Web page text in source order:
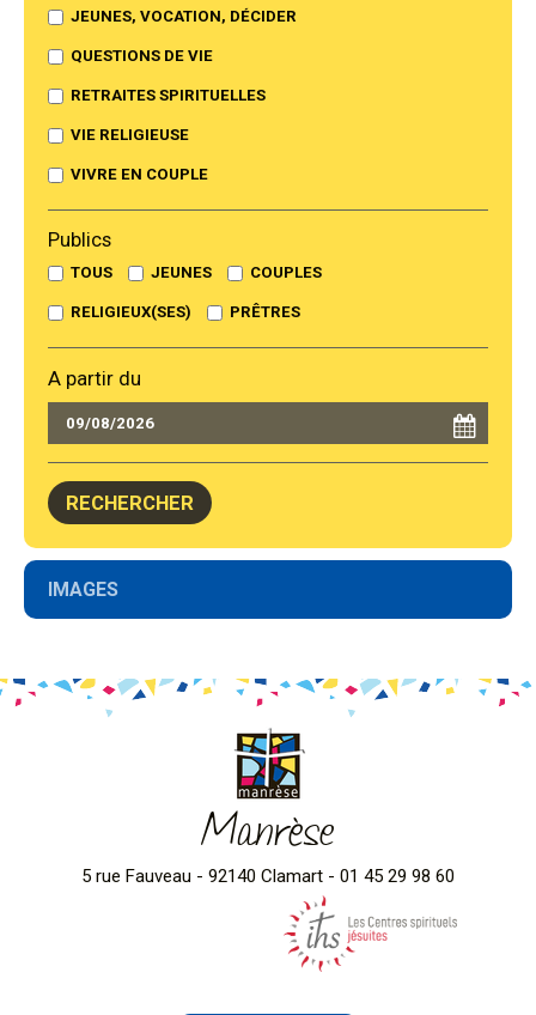
JEUNES, VOCATION, DÉCIDER
QUESTIONS DE VIE
RETRAITES SPIRITUELLES
VIE RELIGIEUSE
VIVRE EN COUPLE
Publics
TOUS JEUNES COUPLES
RELIGIEUX(SES) PRÊTRES
A partir du
Navigation
IMAGES
Manrèse
5 rue Fauveau - 92140 Clamart - 01 45 29 98 60